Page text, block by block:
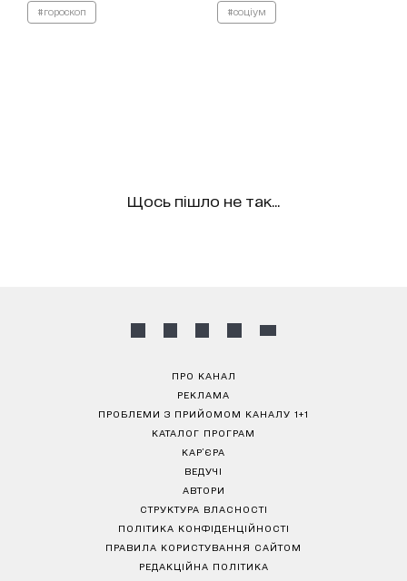
#гороскоп #соціум
Щось пішло не так...
ПРО КАНАЛ
РЕКЛАМА
ПРОБЛЕМИ З ПРИЙОМОМ КАНАЛУ 1+1
КАТАЛОГ ПРОГРАМ
КАР’ЄРА
ВЕДУЧІ
АВТОРИ
СТРУКТУРА ВЛАСНОСТІ
ПОЛІТИКА КОНФІДЕНЦІЙНОСТІ
ПРАВИЛА КОРИСТУВАННЯ САЙТОМ
РЕДАКЦІЙНА ПОЛІТИКА